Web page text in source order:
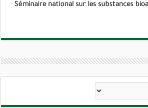
Séminaire national sur les substances